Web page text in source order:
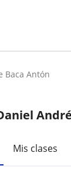
Baca Antón
Mis clases